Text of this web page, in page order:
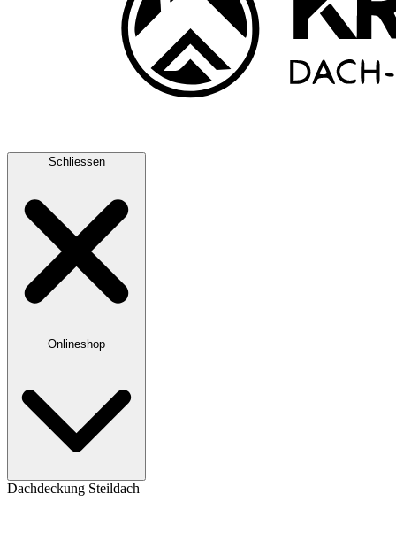
Schliessen
Onlineshop
Dachdeckung Steildach